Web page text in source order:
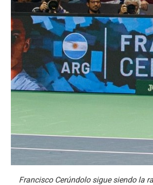
Francisco Cerúndolo sigue siendo la